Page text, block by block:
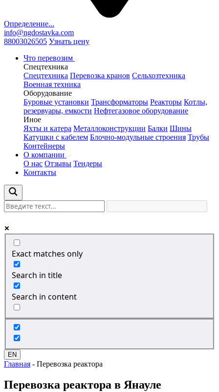
Определение...
info@ngdostavka.com
88003026505 Узнать цену
Что перевозим
Спецтехника
Спецтехника Перевозка кранов Сельхозтехника
Военная техника
Оборудование
Буровые установки Трансформаторы Реакторы Котлы,
резервуары, емкости Нефтегазовое оборудование
Иное
Яхты и катера Металлоконструкции Балки Шины
Катушки с кабелем Блочно-модульные строения Трубы
Контейнеры
О компании
О нас Отзывы Тендеры
Контакты
Exact matches only
Search in title
Search in content
EN
Главная - Перевозка реактора
Перевозка реактора в Янауле